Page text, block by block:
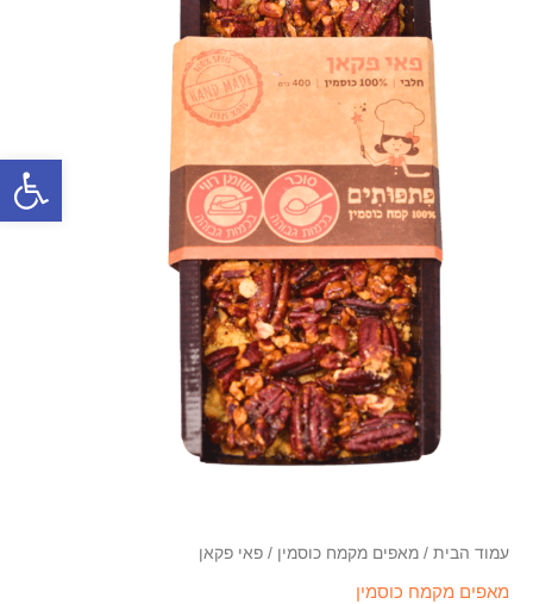
פתח
עמוד הבית / מאפים מקמח כוסמין / פאי פקאן
מאפים מקמח כוסמין